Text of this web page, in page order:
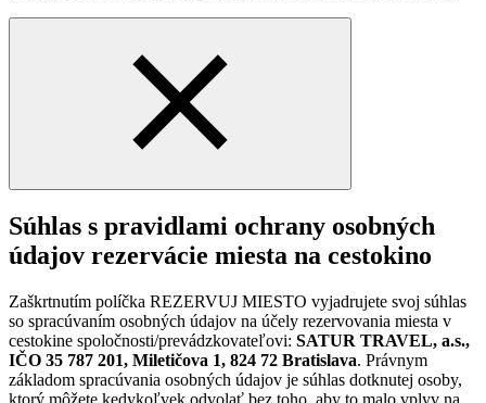
Súhlas s pravidlami ochrany osobných
údajov rezervácie miesta na cestokino
Zaškrtnutím políčka REZERVUJ MIESTO vyjadrujete svoj súhlas
so spracúvaním osobných údajov na účely rezervovania miesta v
cestokine spoločnosti/prevádzkovateľovi: SATUR TRAVEL, a.s.,
IČO 35 787 201, Miletičova 1, 824 72 Bratislava. Právnym
základom spracúvania osobných údajov je súhlas dotknutej osoby,
ktorý môžete kedykoľvek odvolať bez toho, aby to malo vplyv na